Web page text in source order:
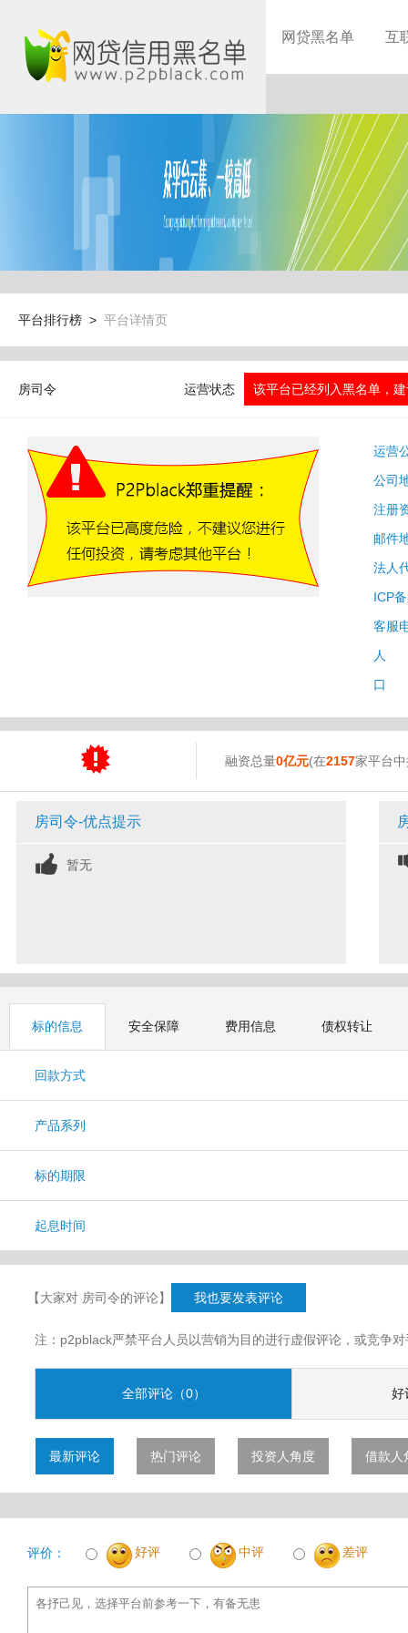
网贷黑名单 互
平台排行榜 > 平台详情页
房司令 运营状态 该平台已经列入黑名单，
运营
公司
注册
邮件
法人
ICP
客服
人
口
融资总量0亿元(在2157家平台
房司令-优点提示
暂无
标的信息 安全保障 费用信息 债权转让
回款方式
产品系列
标的期限
起息时间
【大家对 房司令的评论】 我也要发表评论
注：p2pblack严禁平台人员以营销为目的进行虚假评论，或竞争
全部评论（0） 好
最新评论 热门评论 投资人角度 借款人
评价： 好评 中评 差评